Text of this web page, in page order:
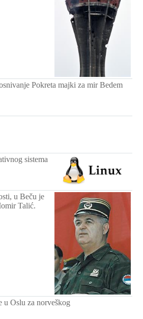
Pokreta majki za mir Bedem
sistema
u Beču je
Talić.
u Oslu za norveškog